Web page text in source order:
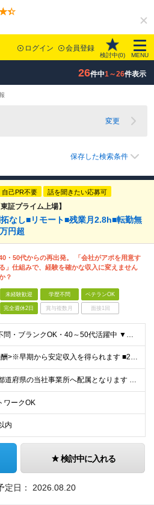
ログイン 会員登録
検討中(0) MENU
26件中1～26件表示
変更
保存した検索条件
自己PR不要 話を聞きたい応募可
証プライム上場】
なし■リモート■残業月2.8h■転勤無
円超
・50代からの再出発。 「会社がアポを用意す
る」仕組みで、経験を確かな収入に変えません
？
未経験歓迎 学歴不問 ベテランOK
完全週休2日 賞与複数月 面接1回
★学歴不問・ブランクOK・40～50代活躍中 ▼以下いずれかのご経験をお持ちの方 ■金融業界（保険会社や銀行、証券会社、信用金庫など）での就業経験 ■何かしらの営業経験をお持ちの方 ※ブランクのある方
<平均報酬>※早期から安定収入を得られます ■2年目～：888万円 ■3年目～：960万円 ■4年目～：1028万円 ★成果連動型報酬（営業成績に応じて支給/45時間分固定残業代含む/超過分は別途支
全国47都道府県の当社事業所へ配属となります ※居住地や希望の勤務先を考慮します ※リモートワークOK／転勤なし ＜本社＞ 東京都台東区浅草橋1-1-8 FP浅草橋ビル (変更の範囲)上記を除く当
ワークOK
内
検討中に入れる
定日： 2026.08.20